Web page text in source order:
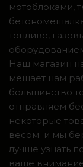
мотоблоками,
топливе,
Наш магазин
мешает нам
большинство
отправляем
некоторые
весом и мы
лучше узнать
ваше